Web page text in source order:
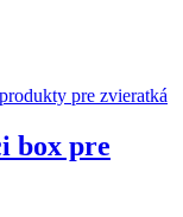
pre zvieratká
box pre